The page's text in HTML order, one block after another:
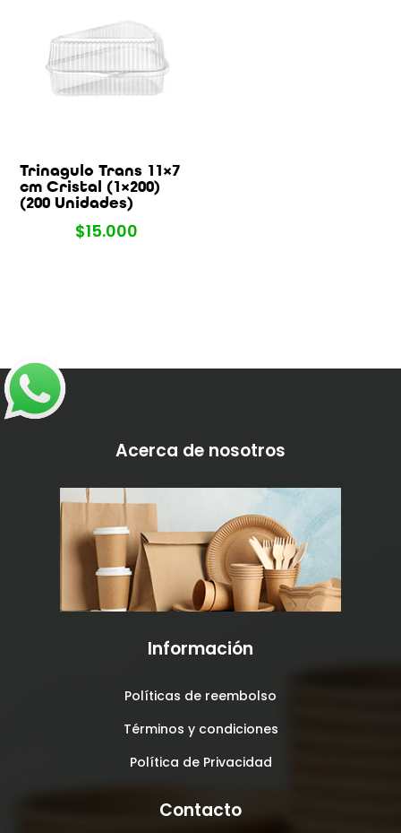
Trinagulo Trans 11×7
cm Cristal (1×200)
(200 Unidades)
$15.000
Acerca de nosotros
Información
Políticas de reembolso
Términos y condiciones
Política de Privacidad
Contacto